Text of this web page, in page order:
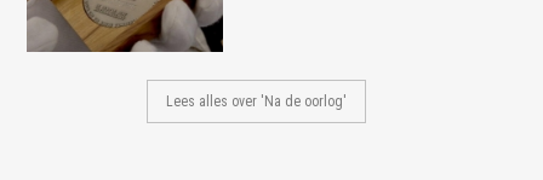
Lees alles over 'Na de oorlog'